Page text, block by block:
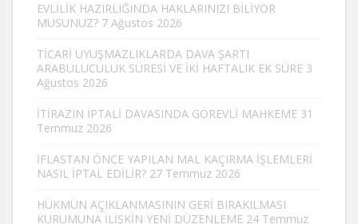
EVLİLİK HAZIRLIĞINDA HAKLARINIZI BİLİYOR
MUSUNUZ? 7 Ağustos 2026
TİCARİ UYUŞMAZLIKLARDA DAVA ŞARTI
ARABULUCULUK SÜRESİ VE İKİ HAFTALIK EK SÜRE 3
Ağustos 2026
İTİRAZIN İPTALİ DAVASINDA GÖREVLİ MAHKEME 31
Temmuz 2026
İFLASTAN ÖNCE YAPILAN MAL KAÇIRMA İŞLEMLERİ
NASIL İPTAL EDİLİR? 27 Temmuz 2026
HÜKMÜN AÇIKLANMASININ GERİ BIRAKILMASI
KURUMUNA İLİŞKİN YENİ DÜZENLEME 24 Temmuz